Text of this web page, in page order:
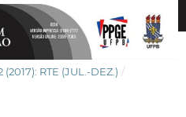
(2017): RTE (JUL.-DEZ.) /